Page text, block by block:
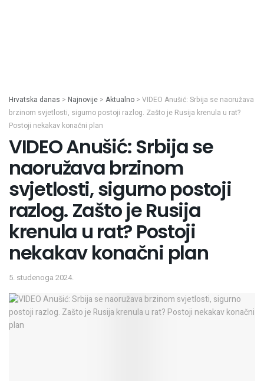
Hrvatska danas > Najnovije > Aktualno > VIDEO Anušić: Srbija se naoružava
brzinom svjetlosti, sigurno postoji razlog. Zašto je Rusija krenula u rat?
Postoji nekakav konačni plan
VIDEO Anušić: Srbija se
naoružava brzinom
svjetlosti, sigurno postoji
razlog. Zašto je Rusija
krenula u rat? Postoji
nekakav konačni plan
5. studenoga 2024.